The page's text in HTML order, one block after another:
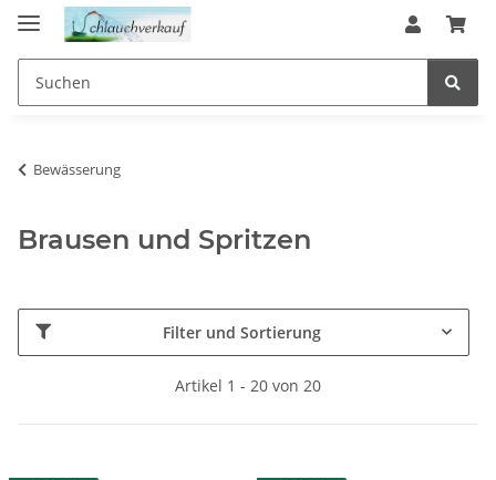
Bewässerung
Brausen und Spritzen
Filter und Sortierung
Artikel 1 - 20 von 20